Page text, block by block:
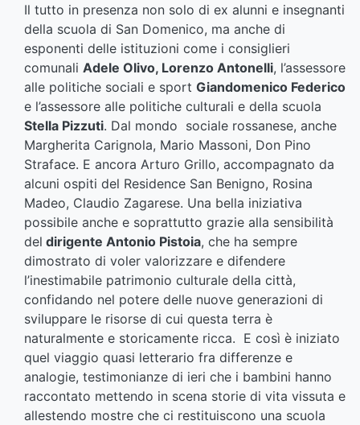
Il tutto in presenza non solo di ex alunni e insegnanti
della scuola di San Domenico, ma anche di
esponenti delle istituzioni come i consiglieri
comunali Adele Olivo, Lorenzo Antonelli, l’assessore
alle politiche sociali e sport Giandomenico Federico
e l’assessore alle politiche culturali e della scuola
Stella Pizzuti. Dal mondo sociale rossanese, anche
Margherita Carignola, Mario Massoni, Don Pino
Straface. E ancora Arturo Grillo, accompagnato da
alcuni ospiti del Residence San Benigno, Rosina
Madeo, Claudio Zagarese. Una bella iniziativa
possibile anche e soprattutto grazie alla sensibilità
del dirigente Antonio Pistoia, che ha sempre
dimostrato di voler valorizzare e difendere
l’inestimabile patrimonio culturale della città,
confidando nel potere delle nuove generazioni di
sviluppare le risorse di cui questa terra è
naturalmente e storicamente ricca. E così è iniziato
quel viaggio quasi letterario fra differenze e
analogie, testimonianze di ieri che i bambini hanno
raccontato mettendo in scena storie di vita vissuta e
allestendo mostre che ci restituiscono una scuola